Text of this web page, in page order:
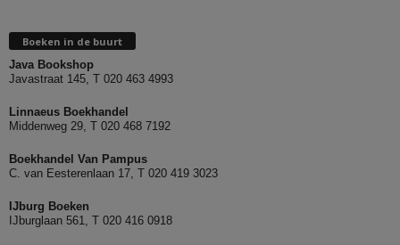
Boeken in de buurt
Java Bookshop
Javastraat 145, T 020 463 4993
Linnaeus Boekhandel
Middenweg 29, T 020 468 7192
Boekhandel Van Pampus
C. van Eesterenlaan 17, T 020 419 3023
IJburg Boeken
IJburglaan 561, T 020 416 0918